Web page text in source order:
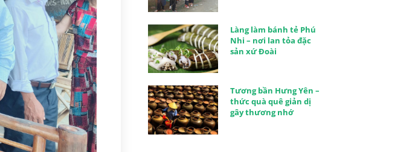
Làng làm bánh tẻ Phú
Nhi – nơi lan tỏa đặc
sản xứ Đoài
Tương bần Hưng Yên –
thức quà quê giản dị
gây thương nhớ